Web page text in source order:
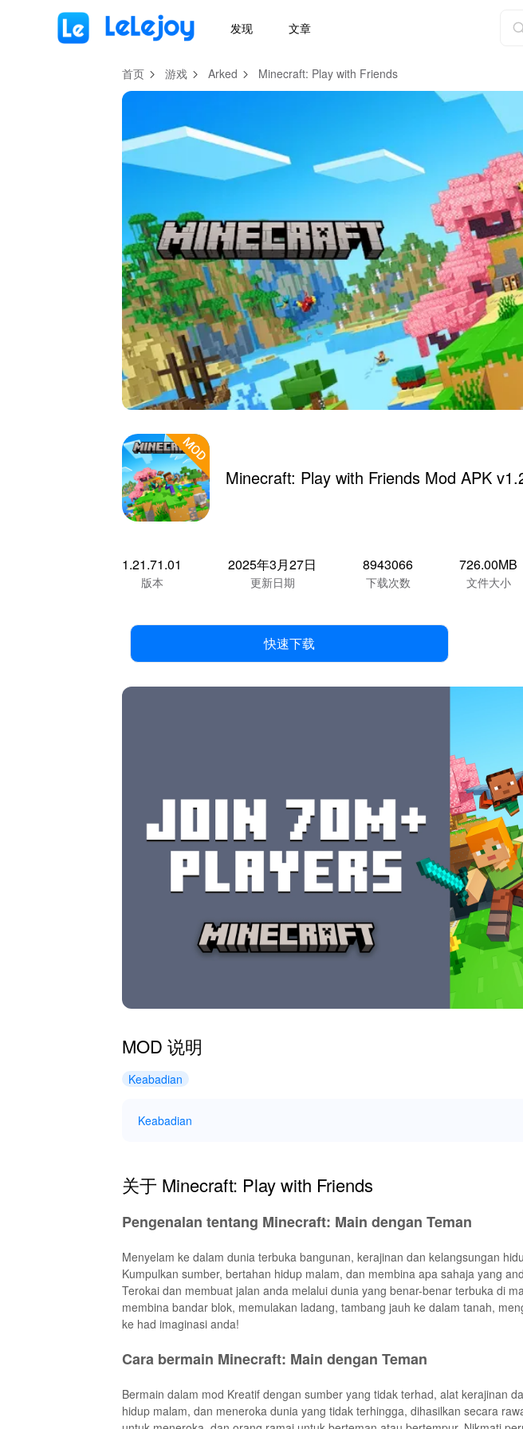
发现 文章
首页 游戏 Arked Minecraft: Play with Friends
Minecraft: Play with Friends Mod APK
1.21.71.01
版本
2025年3月27日
更新日期
8943066
下载次数
726.00MB
文件大小
快速下载
MOD 说明
Keabadian
Keabadian
关于 Minecraft: Play with Friends
Pengenalan tentang Minecraft: Main dengan Teman
Menyelam ke dalam dunia terbuka bangunan, kerajinan dan kelangsungan
Kumpulkan sumber, bertahan hidup malam, dan membina apa sahaja yang
Terokai dan membuat jalan anda melalui dunia yang benar-benar terbuka di
membina bandar blok, memulakan ladang, tambang jauh ke dalam tanah,
ke had imaginasi anda!
Cara bermain Minecraft: Main dengan Teman
Bermain dalam mod Kreatif dengan sumber yang tidak terhad, alat kerajinan
hidup malam, dan meneroka dunia yang tidak terhingga, dihasilkan secara